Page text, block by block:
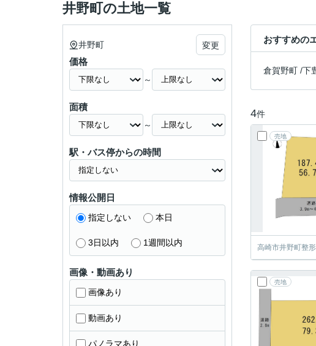
井野町の土地一覧
おすすめの
倉賀野町 /下
4件
売地
高崎市井野町整
売地
井野町 変更
価格
～
面積
～
駅・バス停からの時間
情報公開日
指定しない 本日
3日以内 1週間以内
画像・動画あり
画像あり
動画あり
パノラマあり